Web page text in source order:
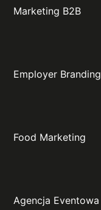
Marketing B2B
Employer Branding
Food Marketing
Agencja Eventowa